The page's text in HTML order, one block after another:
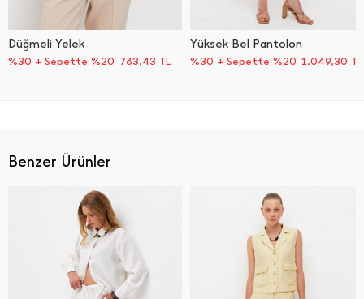
Benzer Ürünler
Düğmeli Yelek
%30 + Sepette %20 783,43 TL
Yüksek Bel Pantolon
%30 + Sepette %20 1.049,30 TL